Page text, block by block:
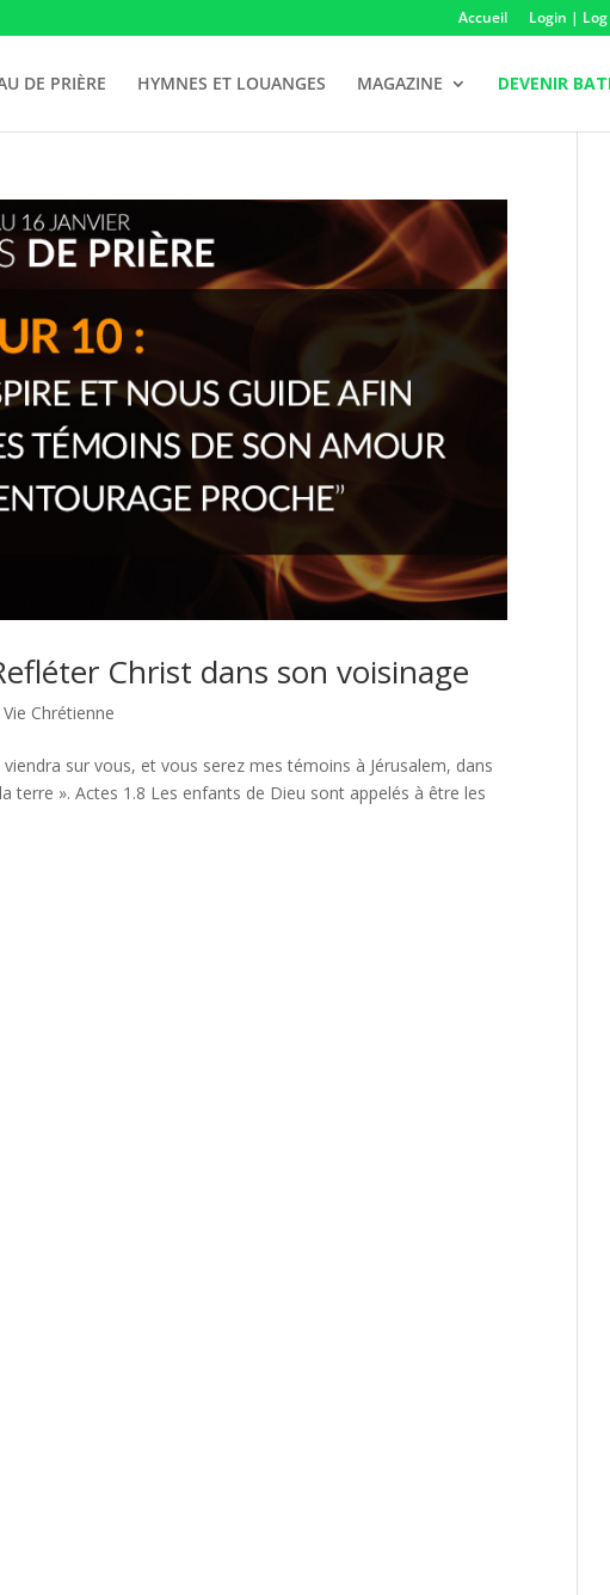
Accueil Login |
DE PRIÈRE HYMNES ET LOUANGES MAGAZINE DEVENIR
Christ dans son voisinage
Vie Chrétienne
sur vous, et vous serez mes témoins à Jérusalem, dans
terre ». Actes 1.8 Les enfants de Dieu sont appelés à être les